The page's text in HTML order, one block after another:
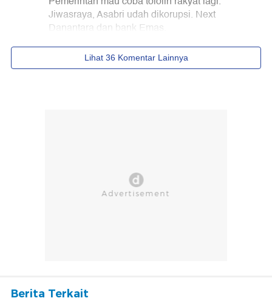
Berita Terkait